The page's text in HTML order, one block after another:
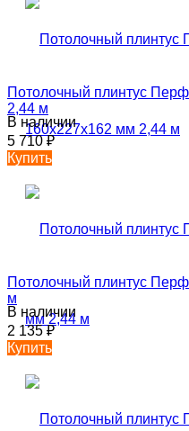
Потолочный плинтус
2,44 м
В наличии
5 710₽
Купить
Потолочный плинтус
м
В наличии
2 135₽
Купить